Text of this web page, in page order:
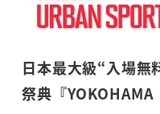
日本最大級“入場無
祭典『